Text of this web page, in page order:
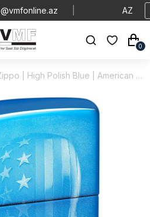
AZ
0
| High Polish Blue | American Skull Design | 48739